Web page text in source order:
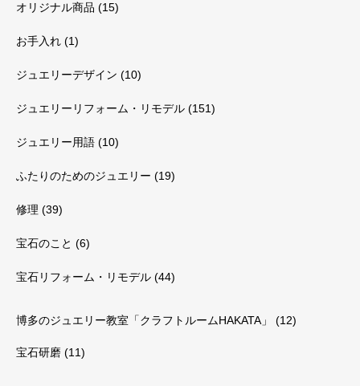
オリジナル商品 (15)
お手入れ (1)
ジュエリーデザイン (10)
ジュエリーリフォーム・リモデル (151)
ジュエリー用語 (10)
ふたりのためのジュエリー (19)
修理 (39)
宝石のこと (6)
宝石リフォーム・リモデル (44)
博多のジュエリー教室「クラフトルームHAKATA」 (12)
宝石研磨 (11)